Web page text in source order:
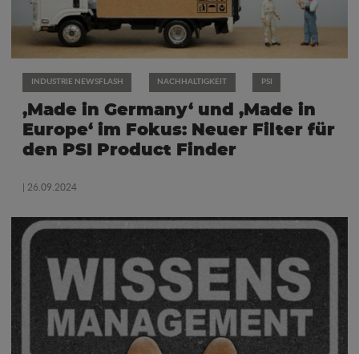
INDUSTRIE NEWSFLASH NACHHALTIGKEIT PSI
‚Made in Germany‘ und ‚Made in
Europe‘ im Fokus: Neuer Filter für
den PSI Product Finder
| 26.09.2024